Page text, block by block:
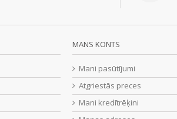
MANS KONTS
Mani pasūtījumi
Atgriestās preces
Mani kredītrēķini